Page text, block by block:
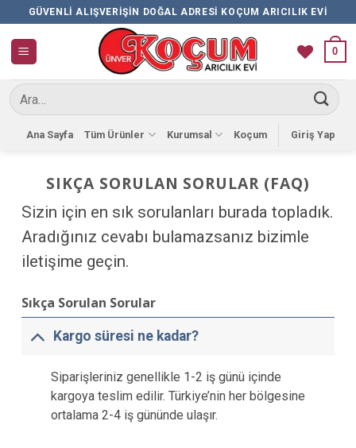
İçeriğe
atla
GÜVENLI ALIŞVERIŞIN DOĞAL ADRESI KOÇUM ARICILIK EVI
0
Ara:
Ana Sayfa Tüm Ürünler Kurumsal Koçum Giriş Yap
SIKÇA SORULAN SORULAR (FAQ)
Sizin için en sık sorulanları burada topladık.
Aradığınız cevabı bulamazsanız bizimle
iletişime geçin.
Sıkça Sorulan Sorular
Kargo süresi ne kadar?
Siparişleriniz genellikle 1-2 iş günü içinde
kargoya teslim edilir. Türkiye’nin her bölgesine
ortalama 2-4 iş gününde ulaşır.